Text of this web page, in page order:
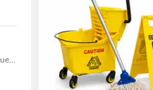
Sodimac Cerrillos, Sodimac Maipú, Sodimac San Miguel, Sodimac El Bosque, Sodimac San Bernardo, Constructor Cantagallo, Sodimac Talagante, Sodimac San Fernando